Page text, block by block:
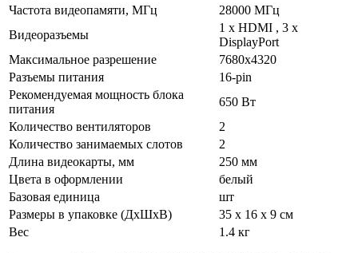
Частота видеопамяти, МГц
28000 МГц
Видеоразъемы
1 х HDMI , 3 х
DisplayPort
Максимальное разрешение
7680х4320
Разъемы питания
16-pin
Рекомендуемая мощность блока
питания
650 Вт
Количество вентиляторов
2
Количество занимаемых слотов
2
Длина видеокарты, мм
250 мм
Цвета в оформлении
белый
Базовая единица
шт
Размеры в упаковке (ДхШхВ)
35 x 16 x 9 см
Вес
1.4 кг